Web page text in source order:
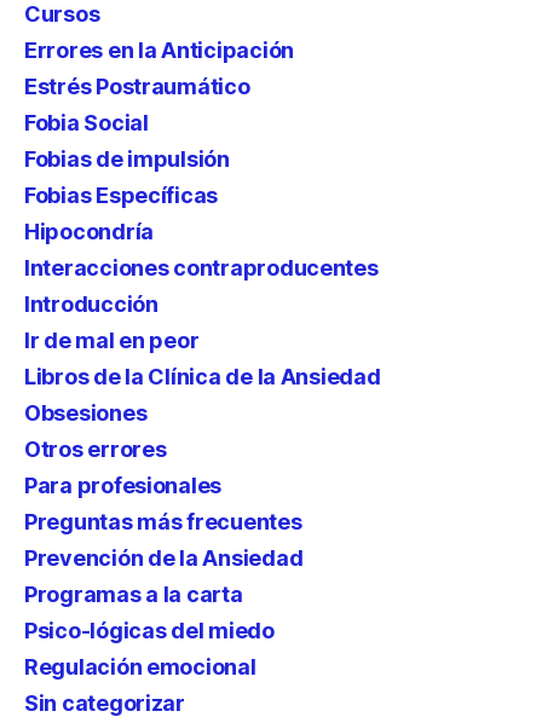
Cursos
Errores en la Anticipación
Estrés Postraumático
Fobia Social
Fobias de impulsión
Fobias Específicas
Hipocondría
Interacciones contraproducentes
Introducción
Ir de mal en peor
Libros de la Clínica de la Ansiedad
Obsesiones
Otros errores
Para profesionales
Preguntas más frecuentes
Prevención de la Ansiedad
Programas a la carta
Psico-lógicas del miedo
Regulación emocional
Sin categorizar